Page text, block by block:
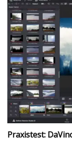
Praxistest: